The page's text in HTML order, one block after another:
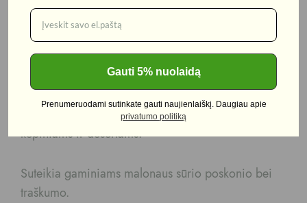
Aprašymas
Juodųjų sezamų sėklos
Juodieji sezamai tinka mėsos, žuvies, duonos
gaminiams, paštetams, sriuboms, įvairiems
kepiniams ir desertams.
Suteikia gaminiams malonaus sūrio poskonio bei
traškumo.
Gauti 5% nuolaidą
Prenumeruodami sutinkate gauti naujienlaiškį. Daugiau apie
privatumo politiką